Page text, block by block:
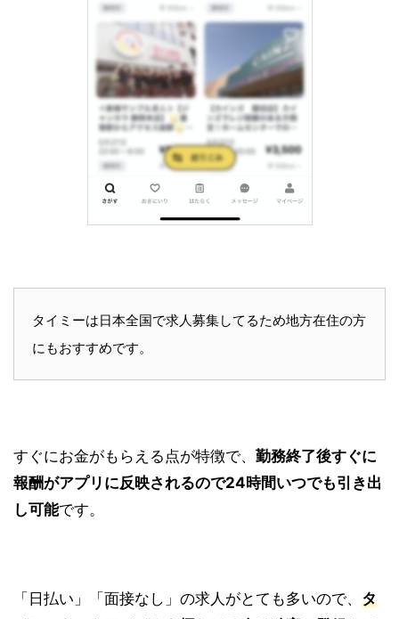
タイミーは日本全国で求人募集してるため地方在住の方
にもおすすめです。
すぐにお金がもらえる点が特徴で、 勤務終了後すぐに
報酬がアプリに反映されるので24時間いつでも引き出
し可能です。
「日払い」「面接なし」の求人がとても多いので、 タ